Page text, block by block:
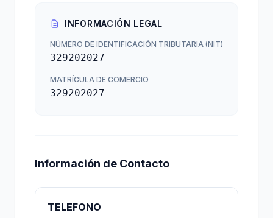
INFORMACIÓN LEGAL
NÚMERO DE IDENTIFICACIÓN TRIBUTARIA (NIT)
329202027
MATRÍCULA DE COMERCIO
329202027
Información de Contacto
TELEFONO